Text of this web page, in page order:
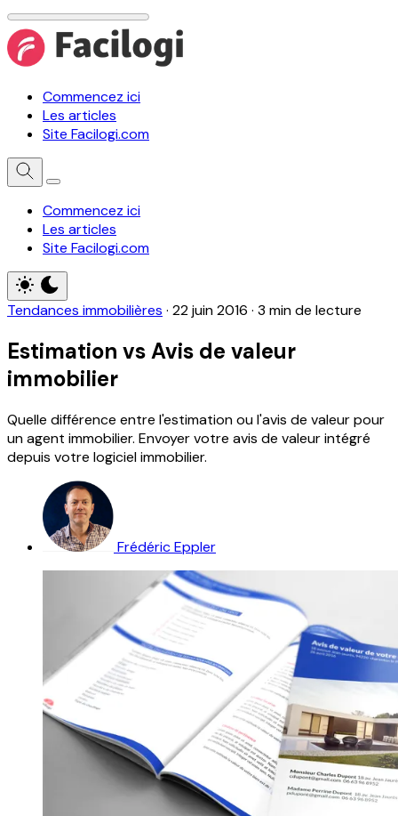
Commencez ici
Les articles
Site Facilogi.com
Commencez ici
Les articles
Site Facilogi.com
Tendances immobilières · 22 juin 2016 · 3 min de lecture
Estimation vs Avis de valeur
immobilier
Quelle différence entre l'estimation ou l'avis de valeur pour
un agent immobilier. Envoyer votre avis de valeur intégré
depuis votre logiciel immobilier.
Frédéric Eppler